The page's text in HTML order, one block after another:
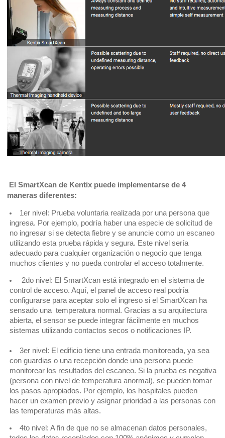
El SmartXcan de Kentix puede implementarse de 4
maneras diferentes:
1er nivel: Prueba voluntaria realizada por una persona que
ingresa. Por ejemplo, podría haber una especie de solicitud de
no ingresar si se detecta fiebre y se anuncie como un escaneo
utilizando esta prueba rápida y segura. Este nivel sería
adecuado para cualquier organización o negocio que tenga
muchos clientes y no pueda controlar el acceso totalmente.
2do nivel: El SmartXcan está integrado en el sistema de
control de acceso. Aquí, el panel de acceso real podría
configurarse para aceptar solo el ingreso si el SmartXcan ha
sensado una temperatura normal. Gracias a su arquitectura
abierta, el sensor se puede integrar fácilmente en muchos
sistemas utilizando contactos secos o notificaciones IP.
3er nivel: El edificio tiene una entrada monitoreada, ya sea
con guardias o una recepción donde una persona puede
monitorear los resultados del escaneo. Si la prueba es negativa
(persona con nivel de temperatura anormal), se pueden tomar
los pasos apropiados. Por ejemplo, los hospitales pueden
hacer un examen previo y asignar prioridad a las personas con
las temperaturas más altas.
4to nivel: A fin de que no se almacenan datos personales,